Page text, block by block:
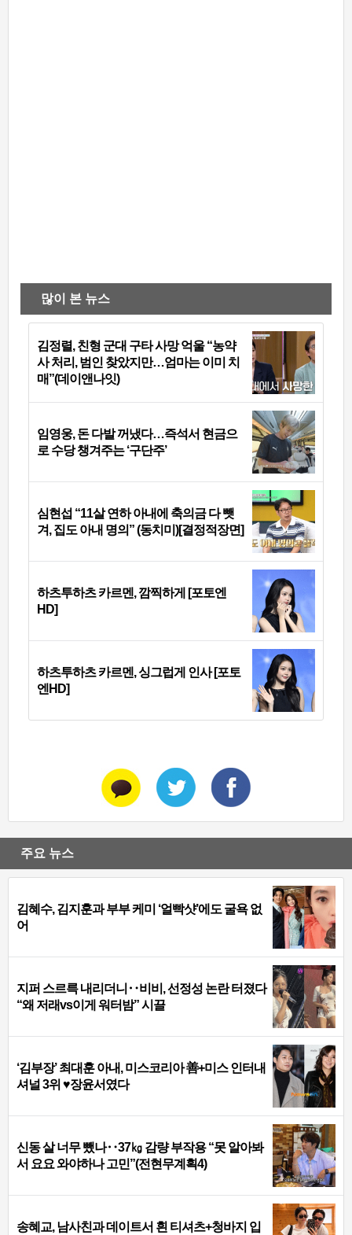
많이 본 뉴스
김정렬, 친형 군대 구타 사망 억울 “농약
사 처리, 범인 찾았지만…엄마는 이미 치
매”(데이앤나잇)
임영웅, 돈 다발 꺼냈다…즉석서 현금으
로 수당 챙겨주는 ‘구단주’
심현섭 “11살 연하 아내에 축의금 다 뺏
겨, 집도 아내 명의” (동치미)[결정적장면]
하츠투하츠 카르멘, 깜찍하게 [포토엔
HD]
하츠투하츠 카르멘, 싱그럽게 인사 [포토
엔HD]
주요 뉴스
김혜수, 김지훈과 부부 케미 ‘얼빡샷’에도 굴욕 없
어
지퍼 스르륵 내리더니‥비비, 선정성 논란 터졌다
“왜 저래vs이게 워터밤” 시끌
‘김부장’ 최대훈 아내, 미스코리아 善+미스 인터내
셔널 3위 ♥장윤서였다
신동 살 너무 뺐나‥37㎏ 감량 부작용 “못 알아봐
서 요요 와야하나 고민”(전현무계획4)
송혜교, 남사친과 데이트서 흰 티셔츠+청바지 입